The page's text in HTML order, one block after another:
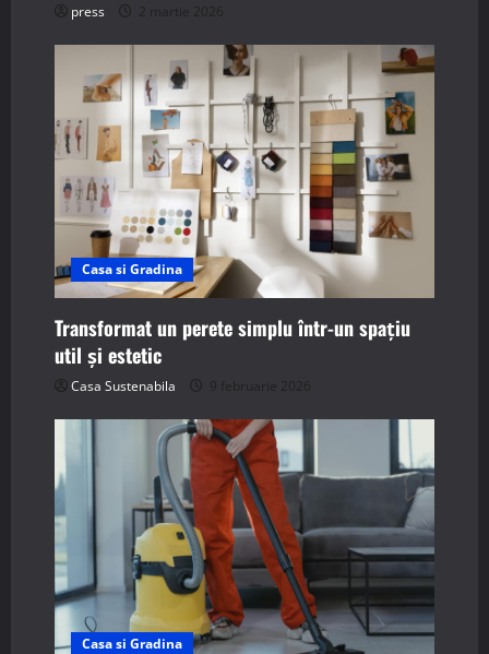
press 2 martie 2026
Casa si Gradina
Transformat un perete simplu într-un spațiu
util și estetic
Casa Sustenabila 9 februarie 2026
Casa si Gradina